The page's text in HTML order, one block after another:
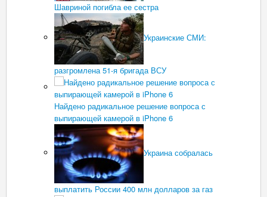
Шавриной погибла ее сестра
Украинские СМИ:
разгромлена 51-я бригада ВСУ
Найдено радикальное решение вопроса с
выпирающей камерой в iPhone 6
Украина собралась
выплатить России 400 млн долларов за газ